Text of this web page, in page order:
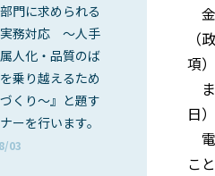
門に求められる
務対応 ～人手
人化・品質のば
乗り越えるため
くり～』と題す
ーを行います。
03
（
項）
日
こ